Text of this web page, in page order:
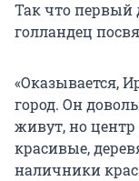
Так что первый
голландец
«Оказывается,
город. Он
живут, но
красивые,
наличники